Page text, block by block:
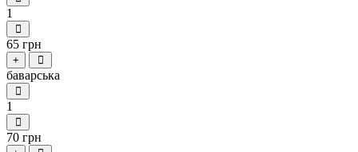
1
65 грн
+
баварська
1
70 грн